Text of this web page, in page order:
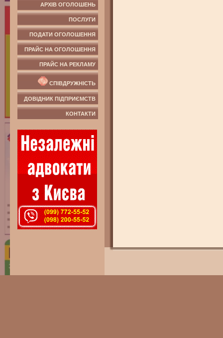
АРХІВ ОГОЛОШЕНЬ
ПОСЛУГИ
ПОДАТИ ОГОЛОШЕННЯ
ПРАЙС НА ОГОЛОШЕННЯ
ПРАЙС НА РЕКЛАМУ
СПІВДРУЖНІСТЬ
ДОВІДНИК ПІДПРИЄМСТВ
КОНТАКТИ